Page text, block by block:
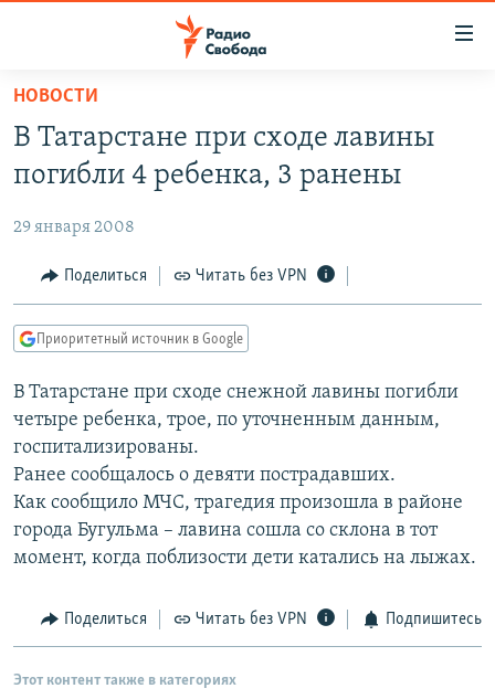
упрощенного
доступа
Вернуться
основному
Вернутся
главной
навигации
Вернутся
поиску
ПОДКАСТЫ
АВТОРСКИЕ ПРОЕКТЫ
ЦИТАТЫ СВОБОДЫ
МНЕНИЯ
IDEL.РЕАЛИИ
КАВКАЗ.РЕАЛИИ
СЕВЕР.РЕАЛИИ
СИБИРЬ.РЕАЛИИ
РАСПИСАНИЕ ВЕЩАНИЯ
ПОДПИШИТЕСЬ НА РАССЫЛКУ
СОЦИАЛЬНЫЕ СЕТИ
НОВОСТИ
В Татарстане при сходе лавины
погибли 4 ребенка, 3 ранены
29 января 2008
Поделиться Читать без VPN
Приоритетный источник в Google
В Татарстане при сходе снежной лавины погибли
четыре ребенка, трое, по уточненным данным,
госпитализированы.
Ранее сообщалось о девяти пострадавших.
Как сообщило МЧС, трагедия произошла в районе
города Бугульма – лавина сошла со склона в тот
момент, когда поблизости дети катались на лыжах.
Поделиться Читать без VPN Подпишитесь
Этот контент также в категориях